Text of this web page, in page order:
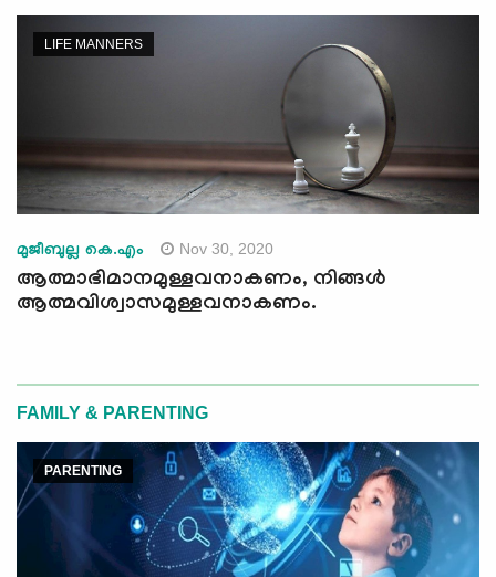
LIFE MANNERS
മുജീബുല്ല കെ.എം Nov 30, 2020
ആത്മാഭിമാനമുള്ളവനാകണം, നിങ്ങൾ
ആത്മവിശ്വാസമുള്ളവനാകണം.
FAMILY & PARENTING
PARENTING